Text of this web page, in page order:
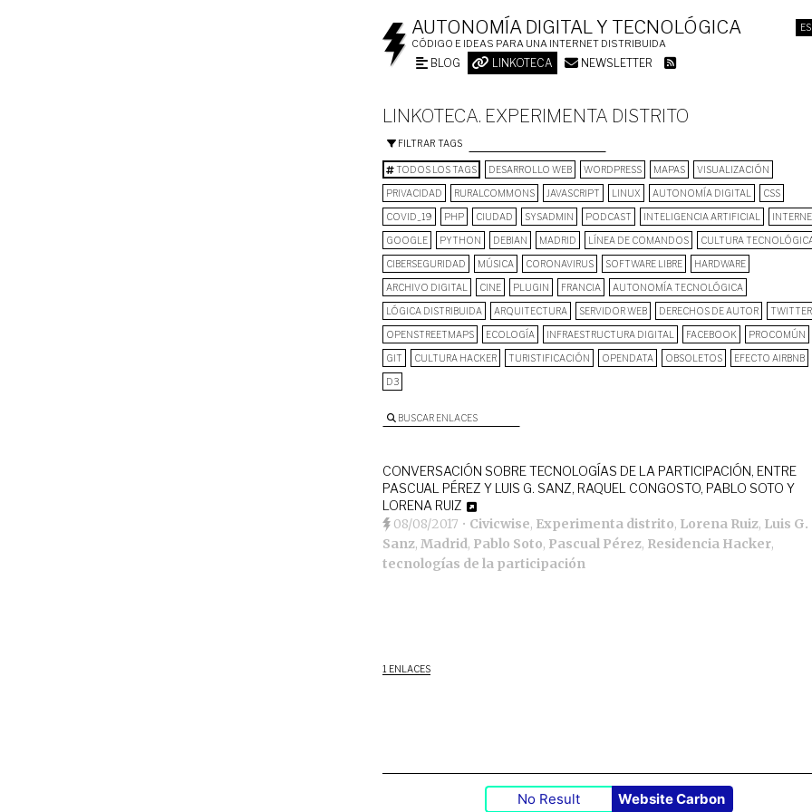
ES
AUTONOMÍA DIGITAL Y TECNOLÓGICA
CÓDIGO E IDEAS PARA UNA INTERNET DISTRIBUIDA
BLOG LINKOTECA NEWSLETTER
LINKOTECA. EXPERIMENTA DISTRITO
FILTRAR TAGS
TODOS LOS TAGS DESARROLLO WEB WORDPRESS MAPAS VISUALIZACIÓN
PRIVACIDAD RURALCOMMONS JAVASCRIPT LINUX AUTONOMÍA DIGITAL CSS
COVID_19 PHP CIUDAD SYSADMIN PODCAST INTELIGENCIA ARTIFICIAL
GOOGLE PYTHON DEBIAN MADRID LÍNEA DE COMANDOS CULTURA
CIBERSEGURIDAD MÚSICA CORONAVIRUS SOFTWARE LIBRE HARDWARE
ARCHIVO DIGITAL CINE PLUGIN FRANCIA AUTONOMÍA TECNOLÓGICA
LÓGICA DISTRIBUIDA ARQUITECTURA SERVIDOR WEB DERECHOS DE AUTOR TWITTER
OPENSTREETMAPS ECOLOGÍA INFRAESTRUCTURA DIGITAL FACEBOOK PROCOMÚN
GIT CULTURA HACKER TURISTIFICACIÓN OPENDATA OBSOLETOS EFECTO AIRBNB
D3
BUSCAR ENLACES
CONVERSACIÓN SOBRE TECNOLOGÍAS DE LA PARTICIPACIÓN, ENTRE
PASCUAL PÉREZ Y LUIS G. SANZ, RAQUEL CONGOSTO, PABLO SOTO Y
LORENA RUIZ
08/08/2017 • Civicwise, Experimenta distrito, Lorena Ruiz, Luis G.
Sanz, Madrid, Pablo Soto, Pascual Pérez, Residencia Hacker,
tecnologías de la participación
1 ENLACES
No Result Website Carbon